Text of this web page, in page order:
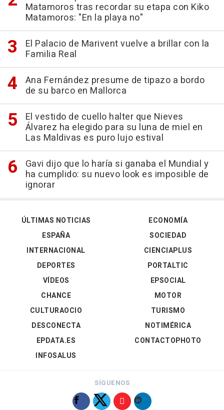
Matamoros tras recordar su etapa con Kiko
Matamoros: "En la playa no"
El Palacio de Marivent vuelve a brillar con la
Familia Real
Ana Fernández presume de tipazo a bordo
de su barco en Mallorca
El vestido de cuello halter que Nieves
Álvarez ha elegido para su luna de miel en
Las Maldivas es puro lujo estival
Gavi dijo que lo haría si ganaba el Mundial y
ha cumplido: su nuevo look es imposible de
ignorar
ÚLTIMAS NOTICIAS
ESPAÑA
INTERNACIONAL
DEPORTES
VÍDEOS
ECONOMÍA
SOCIEDAD
CIENCIAPLUS
PORTALTIC
EPSOCIAL
CHANCE
CULTURAOCIO
DESCONECTA
EPDATA.ES
INFOSALUS
MOTOR
TURISMO
NOTIMÉRICA
CONTACTOPHOTO
SÍGUENOS